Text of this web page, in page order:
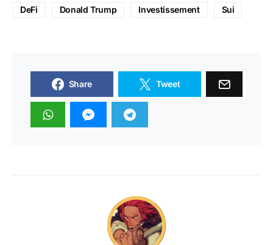
DeFi Donald Trump Investissement Sui
Share Tweet